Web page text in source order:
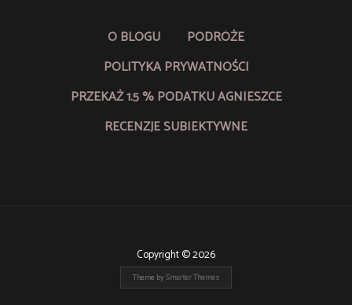
O BLOGU
PODRÓŻE
POLITYKA PRYWATNOŚCI
PRZEKAŻ 1.5 % PODATKU AGNIESZCE
RECENZJE SUBIEKTYWNE
Copyright © 2026
Theme bySmarter Themes